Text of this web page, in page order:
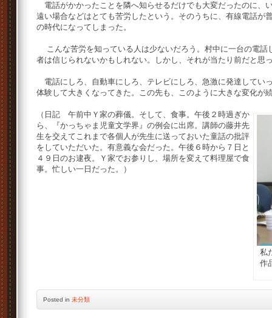
電話がかかったことを隣へ知らせるだけでも大変だったのに、
遠い場合などはとても苦労したという。そのうちに、有線電話が
の時代になってしまった。
こんな苦労を知っている人は少ないだろう。村中に一台の電話
者は信じられないかもしれない。しかし、それが当たり前だと思
電話にしろ、自動車にしろ、テレビにしろ、急激に発達してい
体験して大きくなってきた。この先も、このように大きな変化が
私
作
（日記 午前中Ｙ家の葬儀。そして、食事。午後２時過ぎか
ら、『かっちゃま児童文学界』の例会に出席。講師の藤井先
生を交えてこれまで各個人が先生に送っておいた童話の批評
をしていただいた。有意義な会だった。午後６時から７日と
４９日のお逮夜。Ｙ家でお参りし、場所を変えて料理屋で食
事。忙しい一日だった。）
Posted in 未分類